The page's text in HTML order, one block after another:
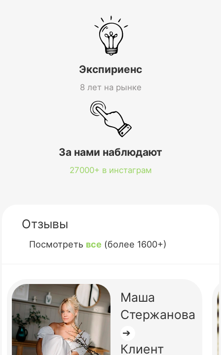
Экспириенс
8 лет на рынке
За нами наблюдают
27000+ в инстаграм
Отзывы
Посмотреть все (более 1600+)
Маша
Стержанова
➔
Клиент